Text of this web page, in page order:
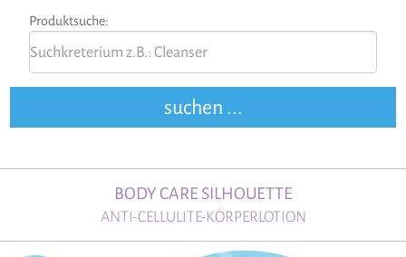
Produktsuche:
BODY CARE SILHOUETTE
ANTI-CELLULITE-KÖRPERLOTION